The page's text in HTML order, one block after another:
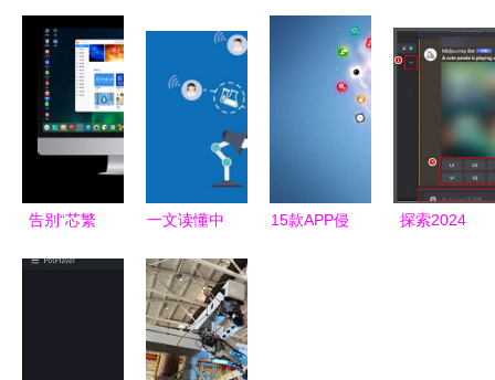
智能免费仓
储管理软件
业数字化转
型的智能引
服软件如何
重塑企业服
指南 如何
借助软件工
具提升采购
与管理效率
告别“芯繁
一文读懂中
发展现状与
趋势
15款APP侵
探索2024